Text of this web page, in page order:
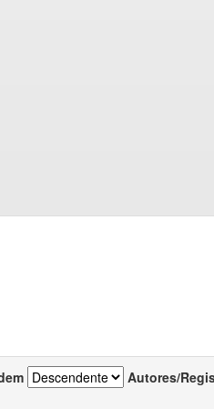
Autores/